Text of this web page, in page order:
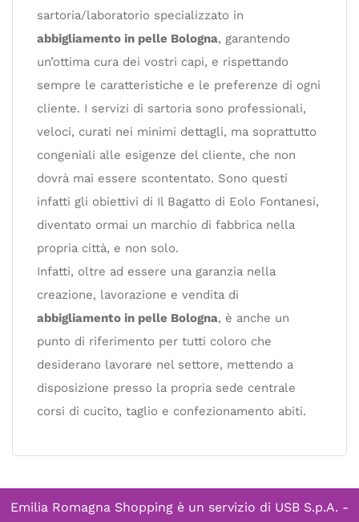
sartoria/laboratorio specializzato in
abbigliamento in pelle Bologna, garantendo
un’ottima cura dei vostri capi, e rispettando
sempre le caratteristiche e le preferenze di ogni
cliente. I servizi di sartoria sono professionali,
veloci, curati nei minimi dettagli, ma soprattutto
congeniali alle esigenze del cliente, che non
dovrà mai essere scontentato. Sono questi
infatti gli obiettivi di Il Bagatto di Eolo Fontanesi,
diventato ormai un marchio di fabbrica nella
propria città, e non solo.
Infatti, oltre ad essere una garanzia nella
creazione, lavorazione e vendita di
abbigliamento in pelle Bologna, è anche un
punto di riferimento per tutti coloro che
desiderano lavorare nel settore, mettendo a
disposizione presso la propria sede centrale
corsi di cucito, taglio e confezionamento abiti.
Emilia Romagna Shopping è un servizio di USB S.p.A. -